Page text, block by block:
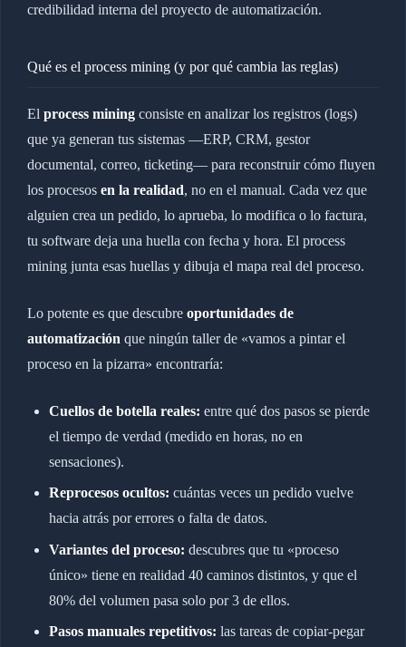
credibilidad interna del proyecto de automatización.
Qué es el process mining (y por qué cambia las reglas)
El process miningconsiste en analizar los registros (logs)
que ya generan tus sistemas —ERP, CRM, gestor
documental, correo, ticketing— para reconstruir cómo fluyen
los procesos en la realidad, no en el manual. Cada vez que
alguien crea un pedido, lo aprueba, lo modifica o lo factura,
tu software deja una huella con fecha y hora. El process
mining junta esas huellas y dibuja el mapa real del proceso.
Lo potente es que descubre oportunidades de
automatización que ningún taller de «vamos a pintar el
proceso en la pizarra» encontraría:
Cuellos de botella reales: entre qué dos pasos se pierde
el tiempo de verdad (medido en horas, no en
sensaciones).
Reprocesos ocultos: cuántas veces un pedido vuelve
hacia atrás por errores o falta de datos.
Variantes del proceso: descubres que tu «proceso
único» tiene en realidad 40 caminos distintos, y que el
80% del volumen pasa solo por 3 de ellos.
Pasos manuales repetitivos: las tareas de copiar-pegar